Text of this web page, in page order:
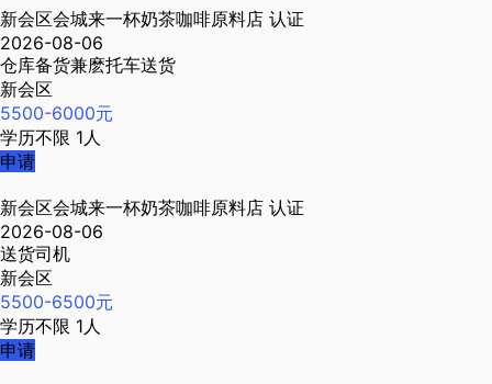
新会区会城来一杯奶茶咖啡原料店 认证
2026-08-06
仓库备货兼麽托车送货
新会区
5500-6000元
学历不限 1人
申请
新会区会城来一杯奶茶咖啡原料店 认证
2026-08-06
送货司机
新会区
5500-6500元
学历不限 1人
申请